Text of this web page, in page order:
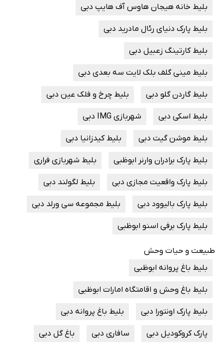
بلیط خانه هیجان هاوس آف هایپ دبی
بلیط پارک دنیای رئال مادرید دبی
بلیط کارتینگ زعبیل دبی
بلیط مینی گلف بلک لایت سه بعدی دبی
بلیط گاردن گلو دبی بلیط چرخ و فلک عین دبی
بلیط اسکی دبی شهربازی IMG دبی
بلیط موشن گیت دبی بلیط کیدزانیا دبی
بلیط پارک برادران وارنر ابوظبی بلیط شهربازی فراری
بلیط پارک واقعیت مجازی دبی بلیط لگولند دبی
بلیط پارک بالیوود دبی بلیط مجموعه سی ورلد دبی
بلیط پارک برفی اسنو ابوظبی
طبیعت و حیات وحش
بلیط باغ پروانه ابوظبی
بلیط باغ وحش و اقامتگاه امارات ابوظبی
بلیط پارک اونتورا دبی بلیط باغ پروانه دبی
پارک کروکودیل دبی سافاری دبی باغ گل دبی